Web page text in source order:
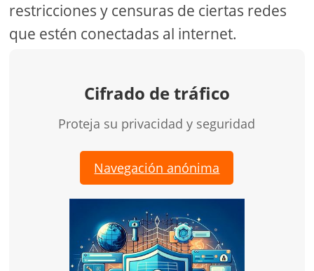
restricciones y censuras de ciertas redes
que estén conectadas al internet.
Cifrado de tráfico
Proteja su privacidad y seguridad
Navegación anónima